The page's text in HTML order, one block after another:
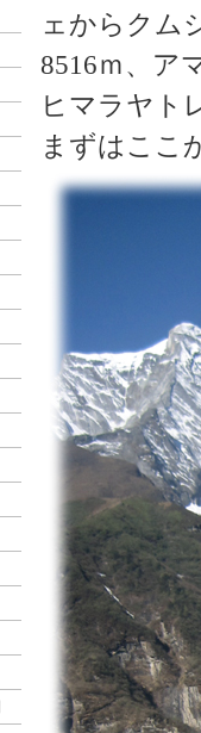
ェからクム
8516ｍ、ア
ヒマラヤト
まずはここ